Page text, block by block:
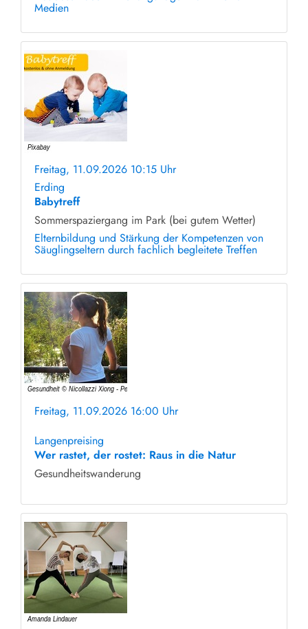
Medien
Freitag, 11.09.2026 10:15 Uhr
Erding
Babytreff
Sommerspaziergang im Park (bei gutem Wetter)
Elternbildung und Stärkung der Kompetenzen von
Säuglingseltern durch fachlich begleitete Treffen
Freitag, 11.09.2026 16:00 Uhr
Langenpreising
Wer rastet, der rostet: Raus in die Natur
Gesundheitswanderung